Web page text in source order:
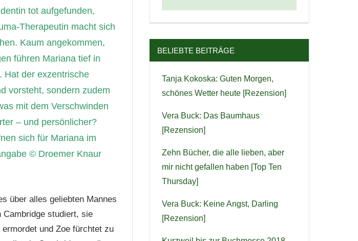
tot aufgefunden,
Therapeutin macht sich
Kaum angekommen,
führen Mariana tief in
Hat der exzentrische
vorsteht, sondern zudem
mit dem Verschwinden
– und persönlicher?
sich für Mariana im
© Droemer Knaur
über alles geliebten Mannes
Cambridge studiert, sie
und Zoe fürchtet zu
BELIEBTE BEITRÄGE
Tanja Kokoska: Guten Morgen,
schönes Wetter heute [Rezension]
Vera Buck: Das Baumhaus
[Rezension]
Zehn Bücher, die alle lieben, aber
mir nicht gefallen haben [Top Ten
Thursday]
Vera Buck: Keine Angst, Darling
[Rezension]